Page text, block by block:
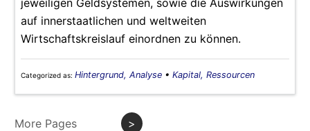
auf innerstaatlichen und weltweiten
Wirtschaftskreislauf einordnen zu können.
Categorized as: Hintergrund, Analyse • Kapital, Ressourcen
More Pages >